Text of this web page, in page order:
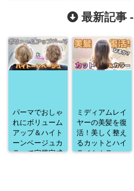
最新記事 -
パーマでおしゃ
れにボリューム
アップ＆ハイト
ーンベージュカ
ラーで完璧完成
ミディアムレイ
ヤーの美髪を復
活！美しく整え
るカットとハイ
ライトカラー